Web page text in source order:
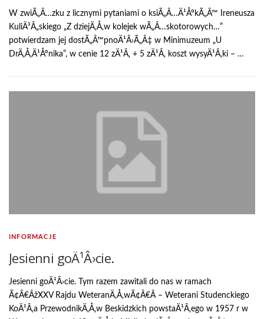
W zwiÃ„Â…zku z licznymi pytaniami o ksiÃ„Â…Ä¹ÅºkÃ„Â™ Ireneusza
KuliÄ¹Â„skiego „Z dziejÄ‚Å‚w kolejek wÃ„Â…skotorowych…”
potwierdzam jej dostÃ„Â™pnoÄ¹Â›Ã„Â‡ w Minimuzeum „U
DrÄ‚Å‚Ä¹Åºnika”, w cenie 12 zÄ¹Â‚ + 5 zÄ¹Â‚ koszt wysyÄ¹Â‚ki – …
INFORMACJE
Jesienni goÄ¹Â›cie.
Jesienni goÄ¹Â›cie. Tym razem zawitali do nas w ramach
Ã¢Â€ÂžXXV Rajdu WeteranÄ‚Å‚wÃ¢Â€Â – Weterani Studenckiego
KoÄ¹Â‚a PrzewodnikÄ‚Å‚w Beskidzkich powstaÄ¹Â‚ego w 1957 r w